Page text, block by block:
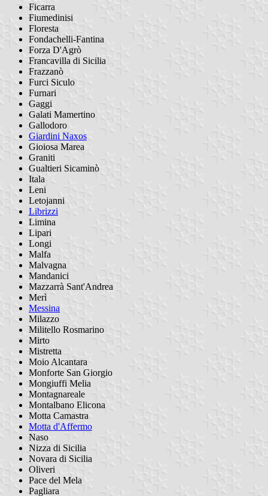
Ficarra
Fiumedinisi
Floresta
Fondachelli-Fantina
Forza D'Agrò
Francavilla di Sicilia
Frazzanò
Furci Siculo
Furnari
Gaggi
Galati Mamertino
Gallodoro
Giardini Naxos
Gioiosa Marea
Graniti
Gualtieri Sicaminò
Itala
Leni
Letojanni
Librizzi
Limina
Lipari
Longi
Malfa
Malvagna
Mandanici
Mazzarrà Sant'Andrea
Merì
Messina
Milazzo
Militello Rosmarino
Mirto
Mistretta
Moio Alcantara
Monforte San Giorgio
Mongiuffi Melia
Montagnareale
Montalbano Elicona
Motta Camastra
Motta d'Affermo
Naso
Nizza di Sicilia
Novara di Sicilia
Oliveri
Pace del Mela
Pagliara